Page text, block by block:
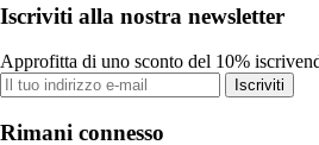
Iscriviti alla nostra newsletter
Approfitta di uno sconto del 10%
Iscriviti
Rimani connesso